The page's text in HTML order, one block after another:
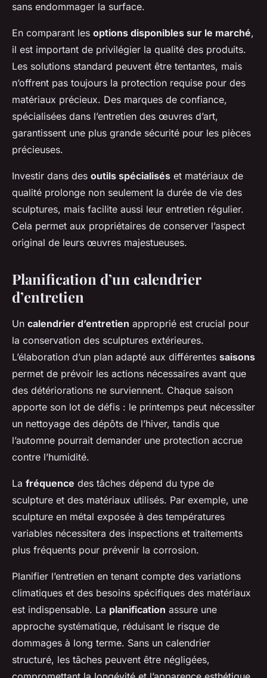
sans endommager la surface.
En comparant les options disponibles sur le marché,
il est important de privilégier la qualité des produits.
Les solutions standard peuvent être tentantes, mais
n’offrent pas toujours la protection requise pour des
matériaux précieux. Des marques de confiance,
spécialisées dans l’entretien des œuvres d’art,
garantissent une plus grande sécurité pour les pièces
précieuses.
Investir dans des outils spécialisés et matériaux de
qualité prolonge non seulement la durée de vie des
sculptures, mais facilite aussi leur entretien régulier.
Cela permet aux propriétaires de conserver l’aspect
original de leurs œuvres majestueuses.
Planification d’un calendrier
d’entretien
Un calendrier d’entretien approprié est crucial pour
la conservation des sculptures extérieures.
L’élaboration d’un plan adapté aux différentes saisons
permet de prévoir les actions nécessaires avant que
des détériorations ne surviennent. Chaque saison
apporte son lot de défis : le printemps peut nécessiter
un nettoyage des dépôts de l’hiver, tandis que
l’automne pourrait demander une protection accrue
contre l’humidité.
La fréquence des tâches dépend du type de
sculpture et des matériaux utilisés. Par exemple, une
sculpture en métal exposée à des températures
variables nécessitera des inspections et traitements
plus fréquents pour prévenir la corrosion.
Planifier l’entretien en tenant compte des variations
climatiques et des besoins spécifiques des matériaux
est indispensable. La planification assure une
approche systématique, réduisant le risque de
dommages à long terme. Sans un calendrier
structuré, les tâches peuvent être négligées,